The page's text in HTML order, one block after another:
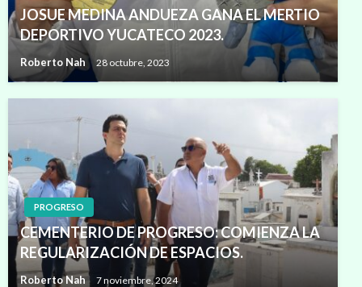
JOSUE MEDINA ANDUEZA GANA EL MERTIO
DEPORTIVO YUCATECO 2023.
Roberto Nah 28 octubre, 2023
PROGRESO
CEMENTERIO DE PROGRESO: COMIENZA LA
REGULARIZACIÓN DE ESPACIOS.
Roberto Nah 7 noviembre, 2024